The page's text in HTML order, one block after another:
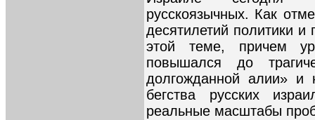
русскоязычных. Как
десятилетий политики и
этой теме, причем
повышался до
долгожданной алии» и
бегства русских
реальные масштабы